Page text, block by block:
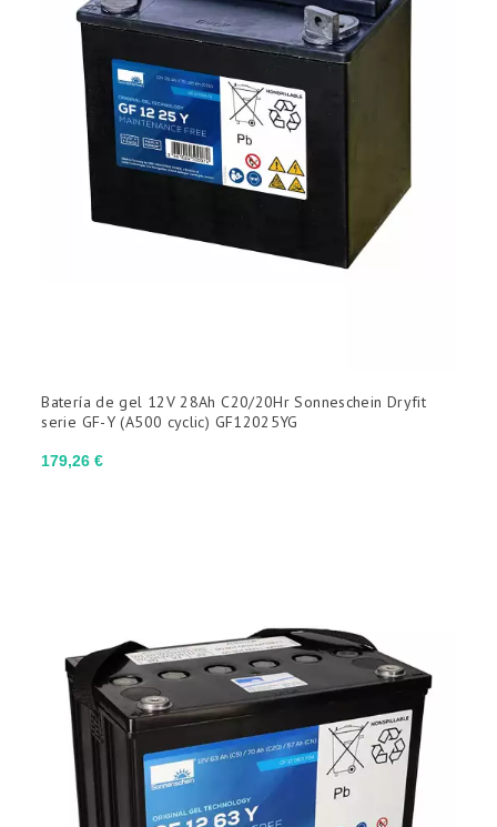
Precio
179,26 €
Batería de gel 12V 28Ah C20/20Hr Sonneschein Dryfit
serie GF-Y (A500 cyclic) GF12025YG